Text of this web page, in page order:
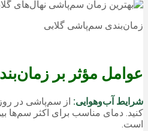
زمان‌بندی سم‌پاشی گلابی
عوامل مؤثر بر
شرایط آب‌وهوایی: از سم‌پاشی در
است.